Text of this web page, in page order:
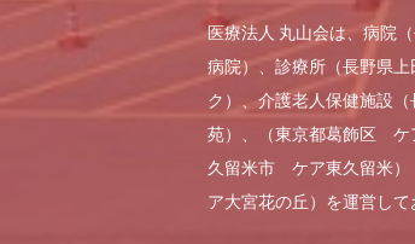
医療法人 丸山会は、病院
病院）、診療所（長野県
ク）、介護老人保健施設
苑）、（東京都葛飾区 ケ
久留米市 ケア東久留米
ア大宮花の丘）を運営して